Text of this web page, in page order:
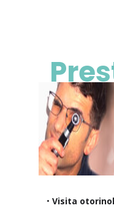
• Visita